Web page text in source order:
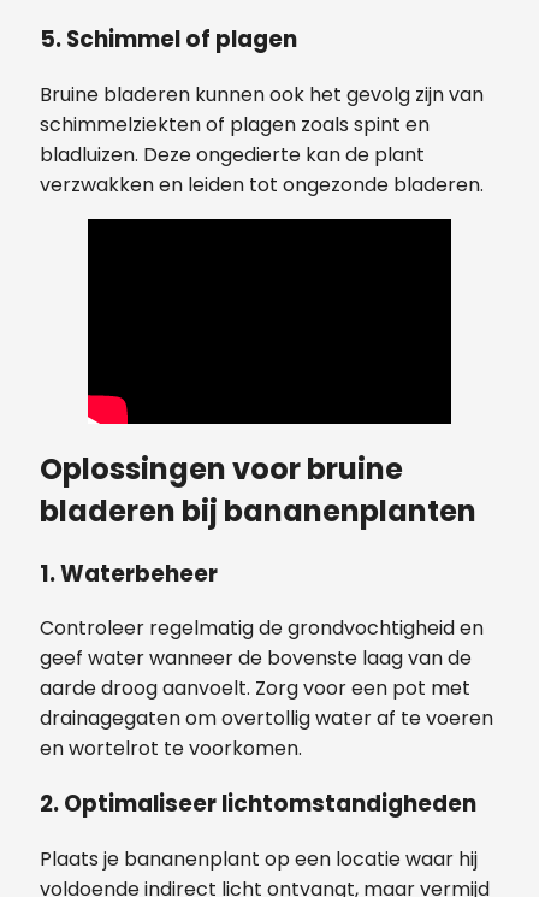
5. Schimmel of plagen
Bruine bladeren kunnen ook het gevolg zijn van
schimmelziekten of plagen zoals spint en
bladluizen. Deze ongedierte kan de plant
verzwakken en leiden tot ongezonde bladeren.
Oplossingen voor bruine
bladeren bij bananenplanten
1. Waterbeheer
Controleer regelmatig de grondvochtigheid en
geef water wanneer de bovenste laag van de
aarde droog aanvoelt. Zorg voor een pot met
drainagegaten om overtollig water af te voeren
en wortelrot te voorkomen.
2. Optimaliseer lichtomstandigheden
Plaats je bananenplant op een locatie waar hij
voldoende indirect licht ontvangt, maar vermijd